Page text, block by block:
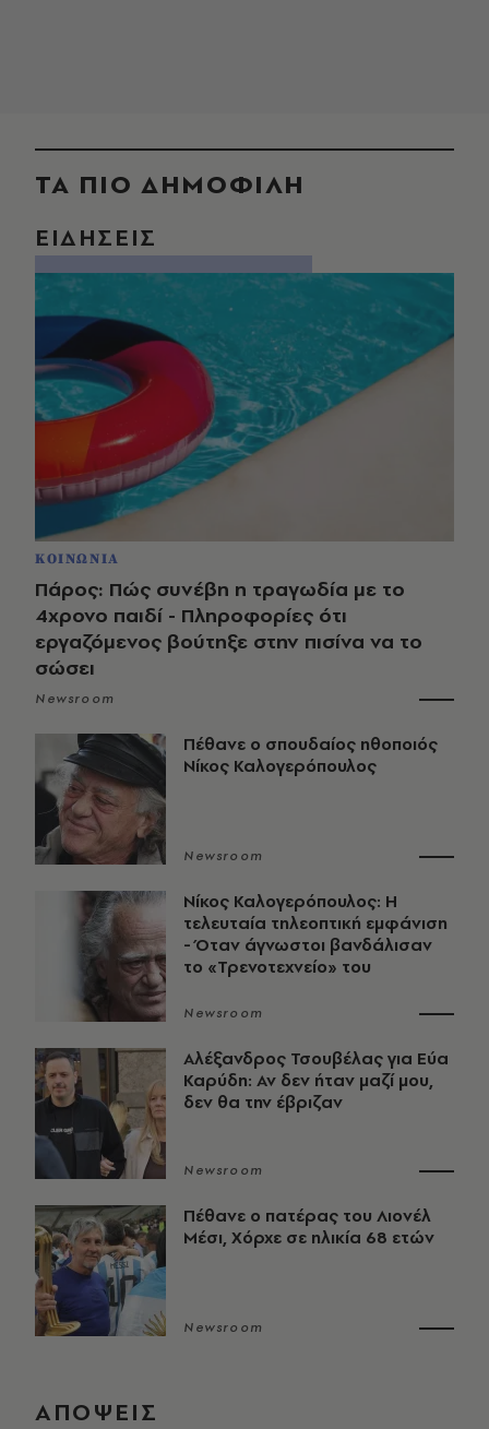
ΤΑ ΠΙΟ ΔΗΜΟΦΙΛΗ
ΕΙΔΗΣΕΙΣ
ΚΟΙΝΩΝΙΑ
Πάρος: Πώς συνέβη η τραγωδία με το
4χρονο παιδί - Πληροφορίες ότι
εργαζόμενος βούτηξε στην πισίνα να το
σώσει
Newsroom
Πέθανε ο σπουδαίος ηθοποιός
Νίκος Καλογερόπουλος
Newsroom
Νίκος Καλογερόπουλος: Η
τελευταία τηλεοπτική εμφάνιση
- Όταν άγνωστοι βανδάλισαν
το «Τρενοτεχνείο» του
Newsroom
Αλέξανδρος Τσουβέλας για Εύα
Καρύδη: Αν δεν ήταν μαζί μου,
δεν θα την έβριζαν
Newsroom
Πέθανε ο πατέρας του Λιονέλ
Μέσι, Χόρχε σε ηλικία 68 ετών
Newsroom
ΑΠΟΨΕΙΣ